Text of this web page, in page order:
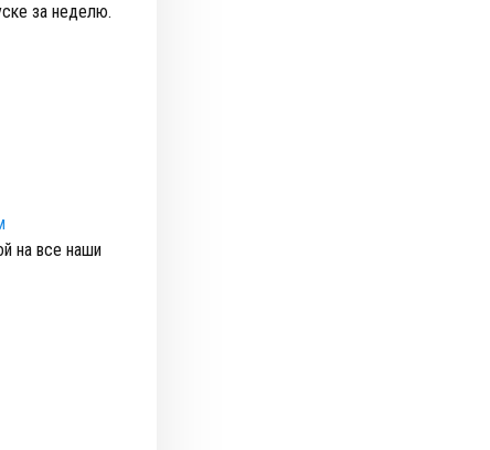
за неделю.
на все наши